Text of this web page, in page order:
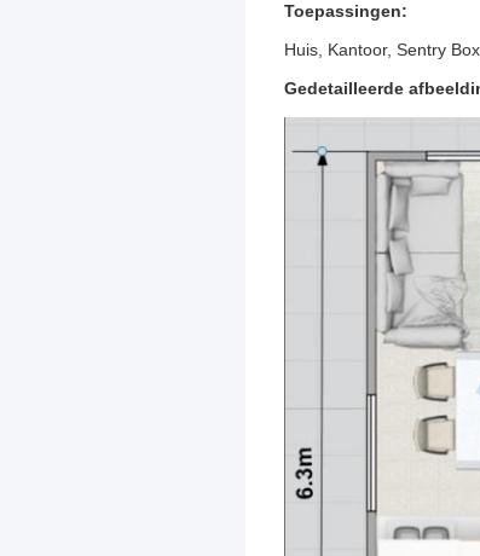
Toepassingen:
Huis, Kantoor, Sentry
Gedetailleerde